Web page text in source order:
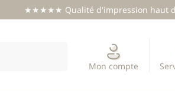
★★★★★ Qualité d'impression haut
Mon compte